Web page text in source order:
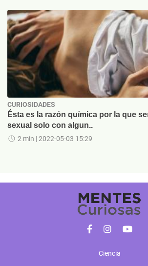
CURIOSIDADES
Ésta es la razón química por la que
sexual solo con algun..
2 min | 2022-05-03 15:29
Ciencia